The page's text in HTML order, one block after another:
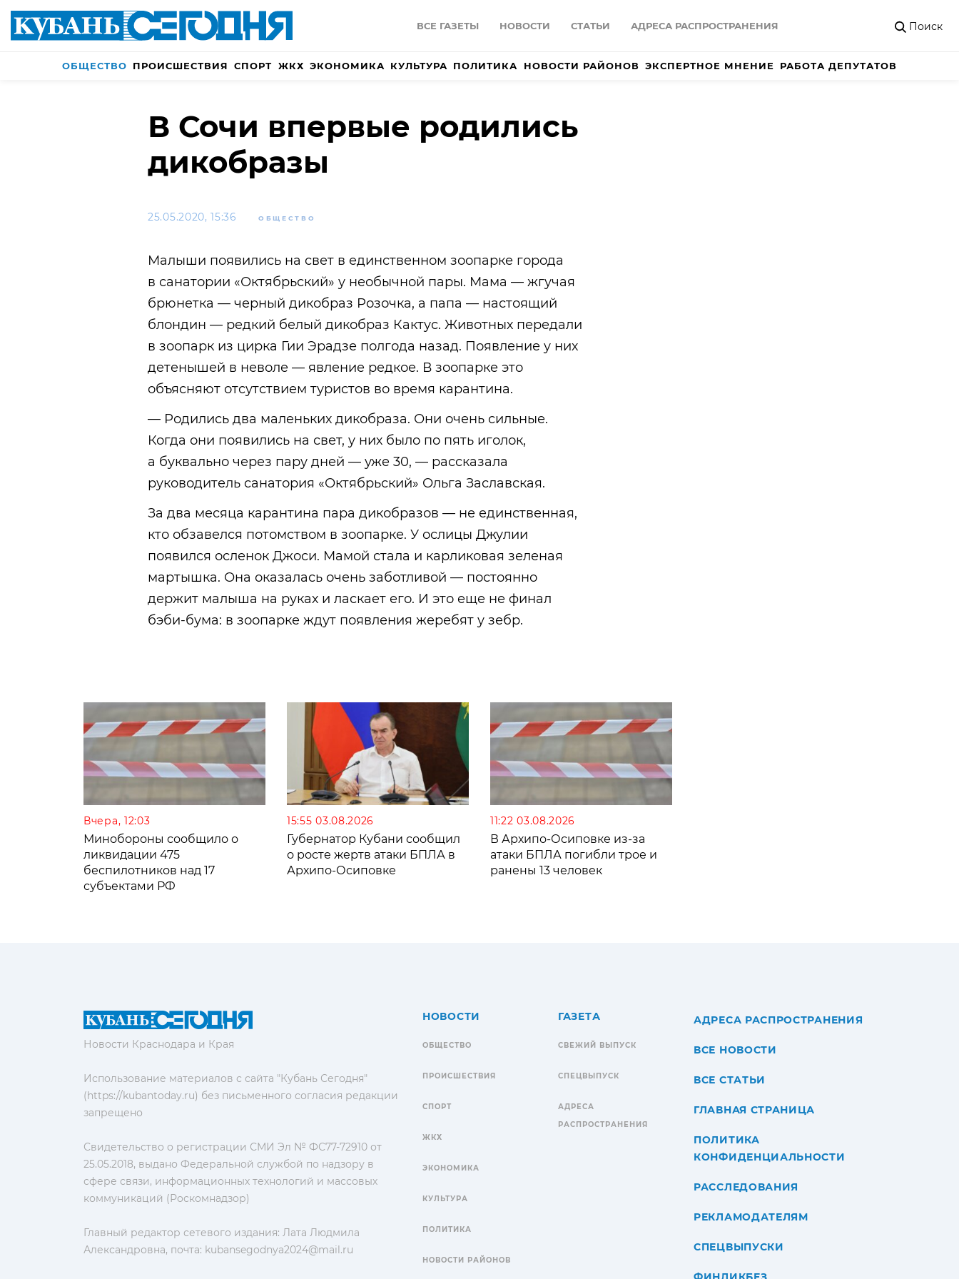
ВСЕ ГАЗЕТЫ НОВОСТИ СТАТЬИ АДРЕСА РАСПРОСТРАНЕНИЯ Поиск
ОБЩЕСТВО ПРОИСШЕСТВИЯ СПОРТ ЖКХ ЭКОНОМИКА КУЛЬТУРА ПОЛИТИКА НОВОСТИ РАЙОНОВ ЭКСПЕРТНОЕ МНЕНИЕ РАБОТА ДЕПУТАТОВ
В Сочи впервые родились
дикобразы
25.05.2020, 15:36 ОБЩЕСТВО
Малыши появились на свет в единственном зоопарке города
в санатории «Октябрьский» у необычной пары. Мама — жгучая
брюнетка — черный дикобраз Розочка, а папа — настоящий
блондин — редкий белый дикобраз Кактус. Животных передали
в зоопарк из цирка Гии Эрадзе полгода назад. Появление у них
детенышей в неволе — явление редкое. В зоопарке это
объясняют отсутствием туристов во время карантина.
— Родились два маленьких дикобраза. Они очень сильные.
Когда они появились на свет, у них было по пять иголок,
а буквально через пару дней — уже 30, — рассказала
руководитель санатория «Октябрьский» Ольга Заславская.
За два месяца карантина пара дикобразов — не единственная,
кто обзавелся потомством в зоопарке. У ослицы Джулии
появился осленок Джоси. Мамой стала и карликовая зеленая
мартышка. Она оказалась очень заботливой — постоянно
держит малыша на руках и ласкает его. И это еще не финал
бэби-бума: в зоопарке ждут появления жеребят у зебр.
Вчера, 12:03
Минобороны сообщило о
ликвидации 475
беспилотников над 17
субъектами РФ
15:55 03.08.2026
Губернатор Кубани сообщил
о росте жертв атаки БПЛА в
Архипо-Осиповке
11:22 03.08.2026
В Архипо-Осиповке из-за
атаки БПЛА погибли трое и
ранены 13 человек
Новости Краснодара и Края
Использование материалов с сайта "Кубань Сегодня"
(https://kubantoday.ru) без письменного согласия редакции
запрещено
Свидетельство о регистрации СМИ Эл № ФС77-72910 от
25.05.2018, выдано Федеральной службой по надзору в
сфере связи, информационных технологий и массовых
коммуникаций (Роскомнадзор)
Главный редактор сетевого издания: Лата Людмила
Александровна, почта: kubansegodnya2024@mail.ru
НОВОСТИ
ОБЩЕСТВО
ПРОИСШЕСТВИЯ
СПОРТ
ЖКХ
ЭКОНОМИКА
КУЛЬТУРА
ПОЛИТИКА
НОВОСТИ РАЙОНОВ
ГАЗЕТА
СВЕЖИЙ ВЫПУСК
СПЕЦВЫПУСК
АДРЕСА
РАСПРОСТРАНЕНИЯ
АДРЕСА РАСПРОСТРАНЕНИЯ
ВСЕ НОВОСТИ
ВСЕ СТАТЬИ
ГЛАВНАЯ СТРАНИЦА
ПОЛИТИКА
КОНФИДЕНЦИАЛЬНОСТИ
РАССЛЕДОВАНИЯ
РЕКЛАМОДАТЕЛЯМ
СПЕЦВЫПУСКИ